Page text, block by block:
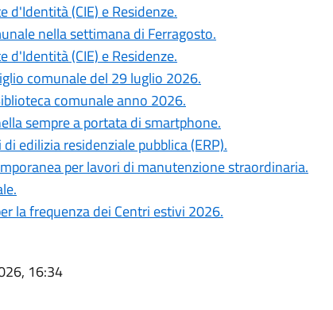
d'Identità (CIE) e Residenze.
nella settimana di Ferragosto.
d'Identità (CIE) e Residenze.
comunale del 29 luglio 2026.
comunale anno 2026.
sempre a portata di smartphone.
edilizia residenziale pubblica (ERP).
per lavori di manutenzione straordinaria.
la frequenza dei Centri estivi 2026.
16:34